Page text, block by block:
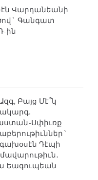
Վարդանեանի
Գանգատ
ին
Բայց Մէ՞կ
Սփիւռք
Դէպի
Եագուպեան